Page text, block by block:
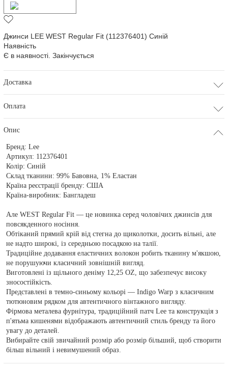
Джинси LEE WEST Regular Fit (112376401) Синій
Наявність
Є в наявності. Закінчується
Доставка
Оплата
Опис
Бренд:Lee
Артикул: 112376401
Колір:Синій
Склад тканини:99% Бавовна, 1% Еластан
Країна реєстрації бренду:США
Країна-виробник:Бангладеш
Але WEST Regular Fit — це новинка серед чоловічих джинсів для
повсякденного носіння.
Обтіканий прямий крій від стегна до щиколотки, досить вільні, але
не надто широкі, із середньою посадкою на талії.
Традиційне додавання еластичних волокон робить тканину м'якшою,
не порушуючи класичний зовнішній вигляд.
Виготовлені із щільного деніму 12,25 OZ, що забезпечує високу
зносостійкість.
Представлені в темно-синьому кольорі — Indigo Warp з класичним
тютюновим рядком для автентичного вінтажного вигляду.
Фірмова металева фурнітура, традиційний патч Lee та конструкція з
п'ятьма кишенями відображають автентичний стиль бренду та його
увагу до деталей.
Вибирайте свій звичайний розмір або розмір більший, щоб створити
більш вільний і невимушений образ.